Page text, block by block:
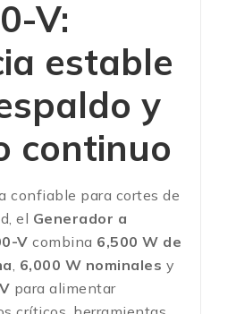
V:
estable
y
continuo
confiable para cortes de
el Generador a
V combina 6,500 W de
, 6,000 W nominales y
para alimentar